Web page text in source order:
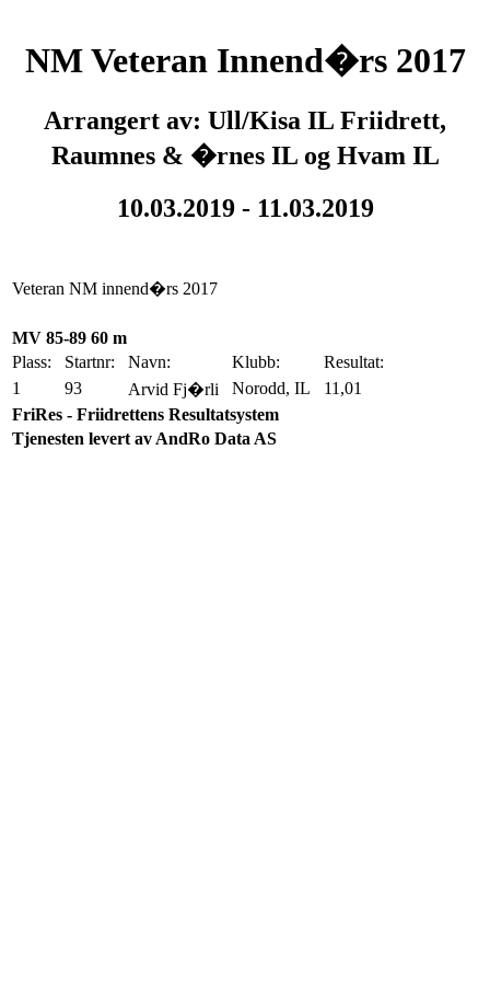
NM Veteran Innend�rs 2017
Arrangert av: Ull/Kisa IL Friidrett,
Raumnes & �rnes IL og Hvam IL
10.03.2019 - 11.03.2019
Veteran NM innend�rs 2017
MV 85-89 60 m
Plass:
Startnr: Navn: Klubb:
Resultat:
1
93 Arvid Fj�rli Norodd, IL
11,01
FriRes - Friidrettens Resultatsystem
Tjenesten levert av AndRo Data AS